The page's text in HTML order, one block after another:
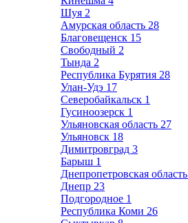
Шуя 2
Амурская область 28
Благовещенск 15
Свободный 2
Тында 2
Республика Бурятия 28
Улан-Удэ 17
Северобайкальск 1
Гусиноозерск 1
Ульяновская область 27
Ульяновск 18
Димитровград 3
Барыш 1
Днепропетровская область
Днепр 23
Подгородное 1
Республика Коми 26